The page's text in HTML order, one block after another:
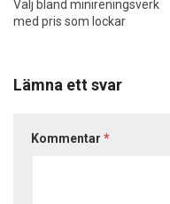
Välj bland minireningsverk
med pris som lockar
Lämna ett svar
Kommentar *